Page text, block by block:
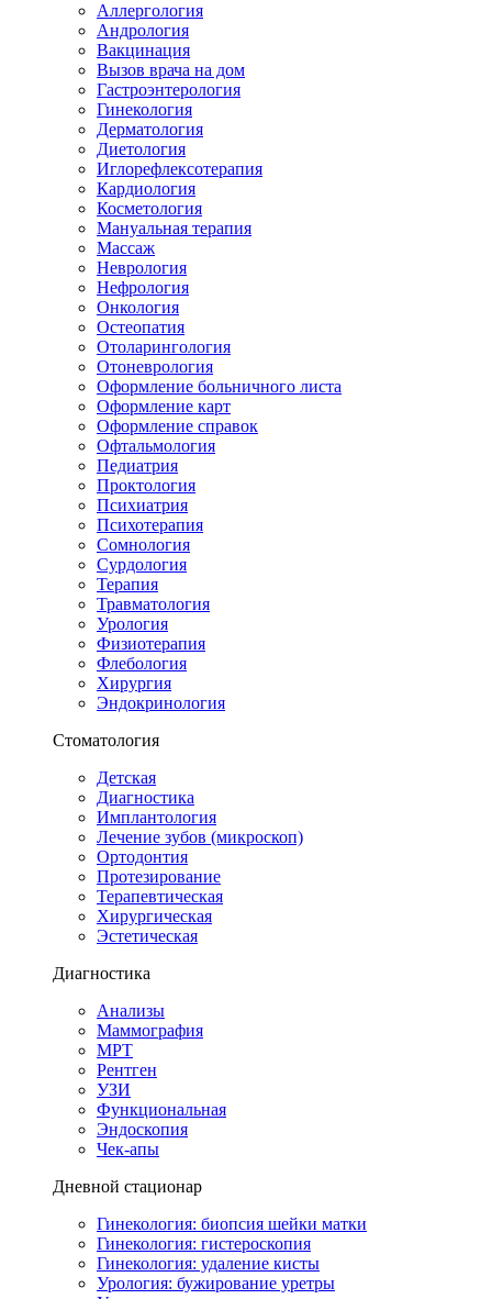
Аллергология
Андрология
Вакцинация
Вызов врача на дом
Гастроэнтерология
Гинекология
Дерматология
Диетология
Иглорефлексотерапия
Кардиология
Косметология
Мануальная терапия
Массаж
Неврология
Нефрология
Онкология
Остеопатия
Отоларингология
Отоневрология
Оформление больничного листа
Оформление карт
Оформление справок
Офтальмология
Педиатрия
Проктология
Психиатрия
Психотерапия
Сомнология
Сурдология
Терапия
Травматология
Урология
Физиотерапия
Флебология
Хирургия
Эндокринология
Стоматология
Детская
Диагностика
Имплантология
Лечение зубов (микроскоп)
Ортодонтия
Протезирование
Терапевтическая
Хирургическая
Эстетическая
Диагностика
Анализы
Маммография
МРТ
Рентген
УЗИ
Функциональная
Эндоскопия
Чек-апы
Дневной стационар
Гинекология: биопсия шейки матки
Гинекология: гистероскопия
Гинекология: удаление кисты
Урология: бужирование уретры